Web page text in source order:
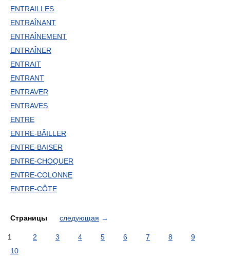
ENTRAILLES
ENTRAÎNANT
ENTRAÎNEMENT
ENTRAÎNER
ENTRAIT
ENTRANT
ENTRAVER
ENTRAVES
ENTRE
ENTRE-BÂILLER
ENTRE-BAISER
ENTRE-CHOQUER
ENTRE-COLONNE
ENTRE-CÔTE
Страницы следующая →
1 2 3 4 5 6 7 8
9
10